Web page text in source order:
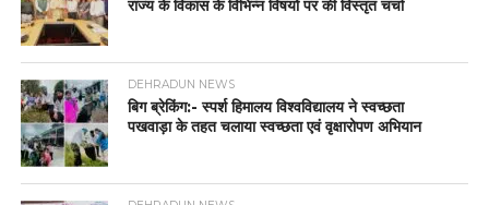
राज्य के विकास के विभिन्न विषयों पर की विस्तृत चर्चा
DEHRADUN NEWS
बिग ब्रेकिंग:- स्पर्श हिमालय विश्वविद्यालय ने स्वच्छता
पखवाड़ा के तहत चलाया स्वच्छता एवं वृक्षारोपण अभियान